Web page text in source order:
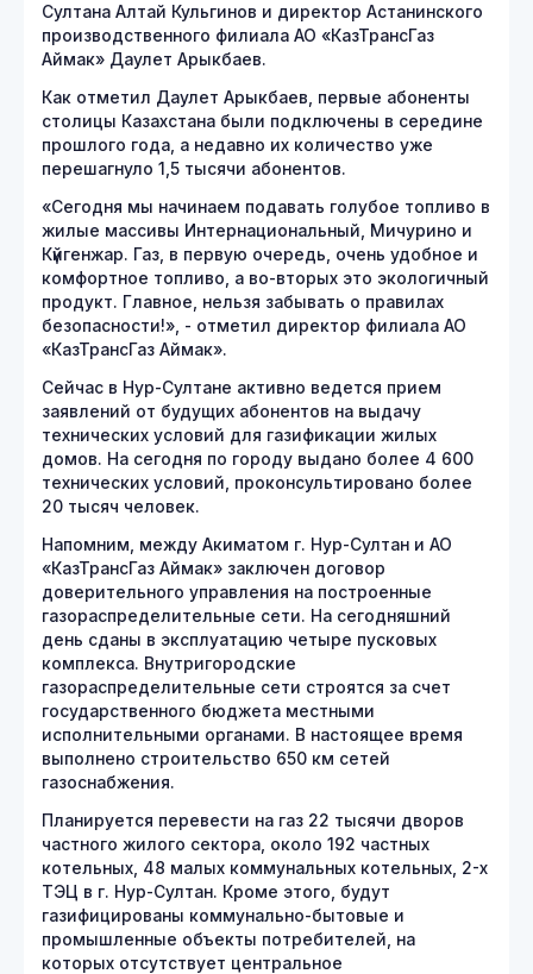
Султана Алтай Кульгинов и директор Астанинского
производственного филиала АО «КазТрансГаз
Аймак» Даулет Арыкбаев.
Как отметил Даулет Арыкбаев, первые абоненты
столицы Казахстана были подключены в середине
прошлого года, а недавно их количество уже
перешагнуло 1,5 тысячи абонентов.
«Сегодня мы начинаем подавать голубое топливо в
жилые массивы Интернациональный, Мичурино и
Күйгенжар. Газ, в первую очередь, очень удобное и
комфортное топливо, а во-вторых это экологичный
продукт. Главное, нельзя забывать о правилах
безопасности!», - отметил директор филиала АО
«КазТрансГаз Аймак».
Сейчас в Нур-Султане активно ведется прием
заявлений от будущих абонентов на выдачу
технических условий для газификации жилых
домов. На сегодня по городу выдано более 4 600
технических условий, проконсультировано более
20 тысяч человек.
Напомним, между Акиматом г. Нур-Султан и АО
«КазТрансГаз Аймак» заключен договор
доверительного управления на построенные
газораспределительные сети. На сегодняшний
день сданы в эксплуатацию четыре пусковых
комплекса. Внутригородские
газораспределительные сети строятся за счет
государственного бюджета местными
исполнительными органами. В настоящее время
выполнено строительство 650 км сетей
газоснабжения.
Планируется перевести на газ 22 тысячи дворов
частного жилого сектора, около 192 частных
котельных, 48 малых коммунальных котельных, 2-х
ТЭЦ в г. Нур-Султан. Кроме этого, будут
газифицированы коммунально-бытовые и
промышленные объекты потребителей, на
которых отсутствует центральное